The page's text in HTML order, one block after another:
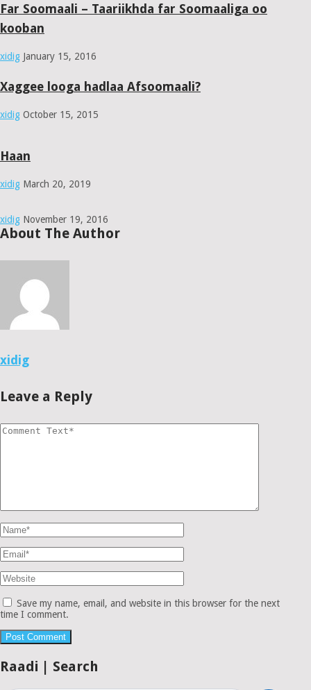
Far Soomaali – Taariikhda far Soomaaliga oo
kooban
xidig January 15, 2016
Xaggee looga hadlaa Afsoomaali?
xidig October 15, 2015
Haan
xidig March 20, 2019
xidig November 19, 2016
About The Author
xidig
Leave a Reply
Save my name, email, and website in this browser for the next
time I comment.
Raadi | Search